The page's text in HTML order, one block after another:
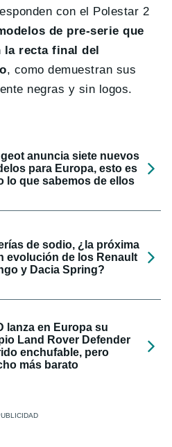
con el Polestar 2
de pre-serie que
recta final del
, como demuestran sus
negras y sin logos.
anuncia siete nuevos
para Europa, esto es
lo que sabemos de ellos
de sodio, ¿la próxima
evolución de los Renault
y Dacia Spring?
lanza en Europa su
Land Rover Defender
enchufable, pero
más barato